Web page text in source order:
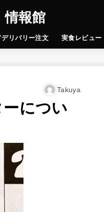
報館
デリバリー注文 実食レビュー
Takuya
につい